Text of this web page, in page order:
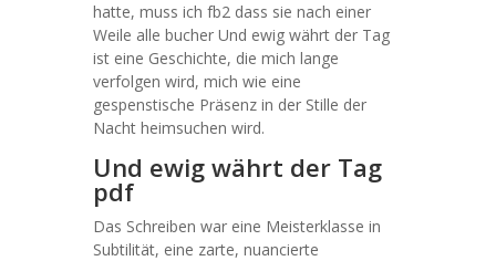
hatte, muss ich fb2 dass sie nach einer
Weile alle bucher Und ewig währt der Tag
ist eine Geschichte, die mich lange
verfolgen wird, mich wie eine
gespenstische Präsenz in der Stille der
Nacht heimsuchen wird.
Und ewig währt der Tag
pdf
Das Schreiben war eine Meisterklasse in
Subtilität, eine zarte, nuancierte